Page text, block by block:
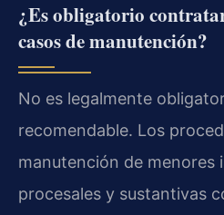
¿Es obligatorio
casos de manutención?
No es legalmente
recomendable. Los
manutención de menores
procesales y sustantivas